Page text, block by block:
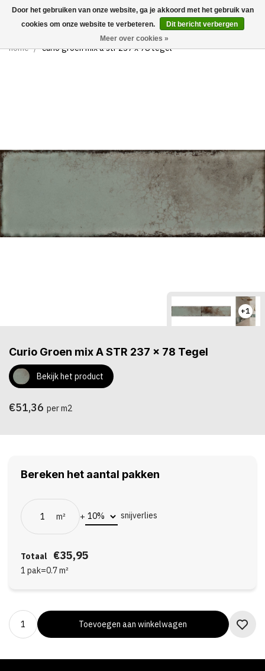
0
home / curio groen mix a str 237 x 78 tegel
+1
Curio Groen mix A STR 237 x 78 Tegel
Bekijk het product
€51,36 per m2
Bereken het aantal pakken
m² + snijverlies
Totaal €35,95
1 pak=0.7m²
Toevoegen aan winkelwagen
Door het gebruiken van onze website, ga je akkoord met het gebruik van
cookies om onze website te verbeteren.
Dit bericht verbergen
Meer over cookies »